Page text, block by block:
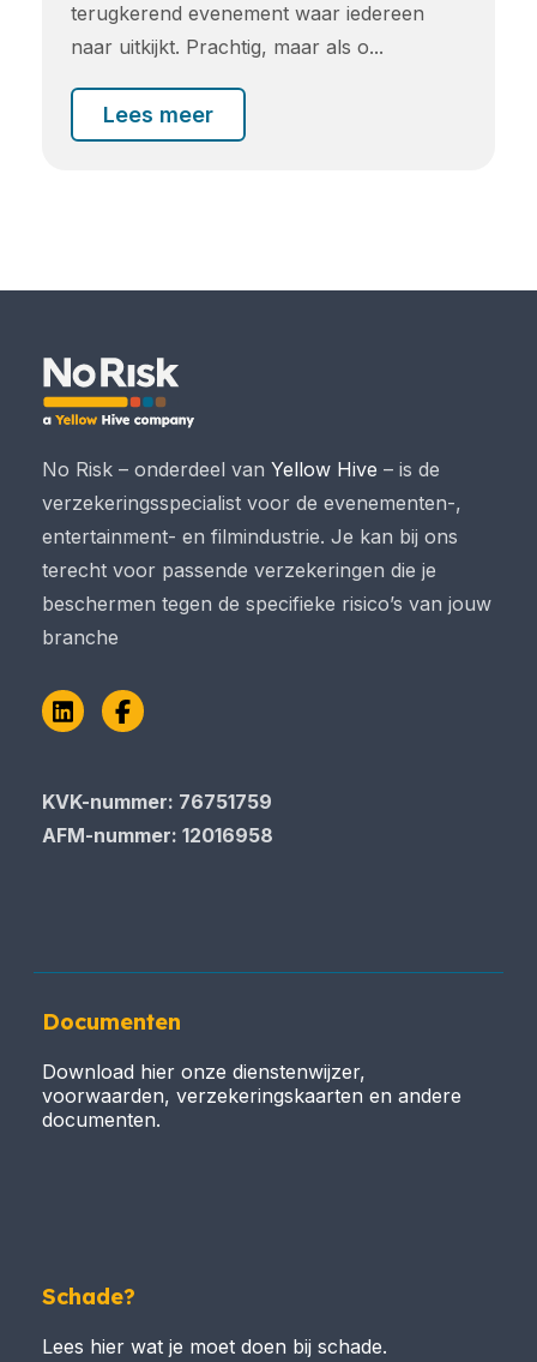
terugkerend evenement waar iedereen
naar uitkijkt. Prachtig, maar als o...
Lees meer
No Risk – onderdeel van Yellow Hive – is de
verzekeringsspecialist voor de evenementen-,
entertainment- en filmindustrie. Je kan bij ons
terecht voor passende verzekeringen die je
beschermen tegen de specifieke risico’s van jouw
branche
LinkedInFacebook
KVK-nummer: 76751759
AFM-nummer: 12016958
Documenten
Download hier onze dienstenwijzer,
voorwaarden, verzekeringskaarten en andere
documenten.
Schade?
Lees hier wat je moet doen bij schade.